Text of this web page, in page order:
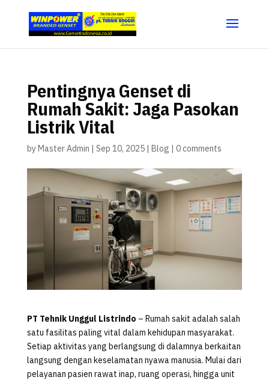
Pentingnya Genset di
Rumah Sakit: Jaga Pasokan
Listrik Vital
byMaster Admin | Sep 10, 2025| Blog | 0 comments
PT Tehnik Unggul Listrindo – Rumah sakit adalah salah
satu fasilitas paling vital dalam kehidupan masyarakat.
Setiap aktivitas yang berlangsung di dalamnya berkaitan
langsung dengan keselamatan nyawa manusia. Mulai dari
pelayanan pasien rawat inap, ruang operasi, hingga unit